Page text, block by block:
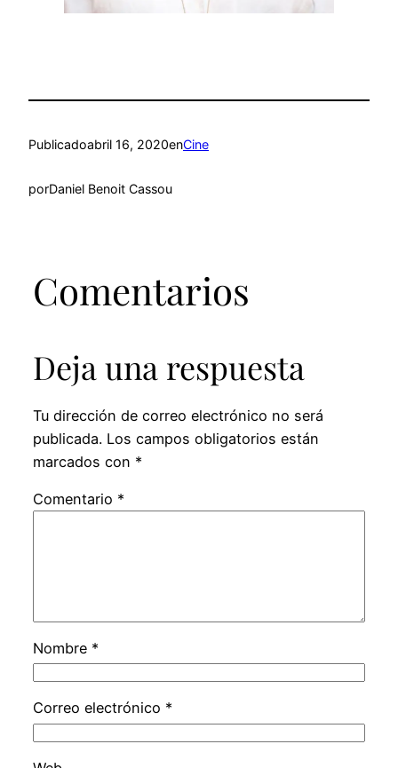
Publicadoabril 16, 2020enCine
porDaniel Benoit Cassou
Comentarios
Deja una respuesta
Tu dirección de correo electrónico no será
publicada. Los campos obligatorios están
marcados con *
Comentario *
Nombre *
Correo electrónico *